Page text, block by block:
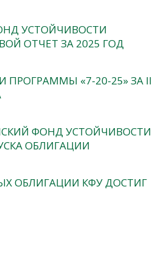
УСТОЙЧИВОСТИ
ОТЧЕТ ЗА 2025 ГОД
ПРОГРАММЫ «7-20-25» ЗА II
ФОНД УСТОЙЧИВОСТИ
ОБЛИГАЦИИ
ОБЛИГАЦИИ КФУ ДОСТИГ